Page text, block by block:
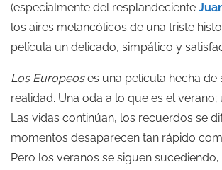
(especialmente del resplandeciente
los aires melancólicos de una triste
película un delicado, simpático y
Los Europeoses una película hecha de
realidad. Una oda a lo que es el verano;
Las vidas continúan, los recuerdos se
momentos desaparecen tan rápido
Pero los veranos se siguen